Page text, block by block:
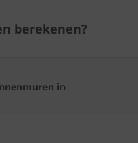
berekenen?
in